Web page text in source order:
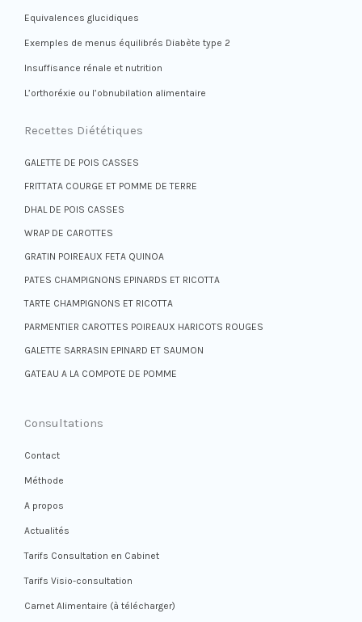
Equivalences glucidiques
Exemples de menus équilibrés Diabète type 2
Insuffisance rénale et nutrition
L’orthoréxie ou l’obnubilation alimentaire
Recettes Diététiques
GALETTE DE POIS CASSES
FRITTATA COURGE ET POMME DE TERRE
DHAL DE POIS CASSES
WRAP DE CAROTTES
GRATIN POIREAUX FETA QUINOA
PATES CHAMPIGNONS EPINARDS ET RICOTTA
TARTE CHAMPIGNONS ET RICOTTA
PARMENTIER CAROTTES POIREAUX HARICOTS ROUGES
GALETTE SARRASIN EPINARD ET SAUMON
GATEAU A LA COMPOTE DE POMME
Consultations
Contact
Méthode
A propos
Actualités
Tarifs Consultation en Cabinet
Tarifs Visio-consultation
Carnet Alimentaire (à télécharger)